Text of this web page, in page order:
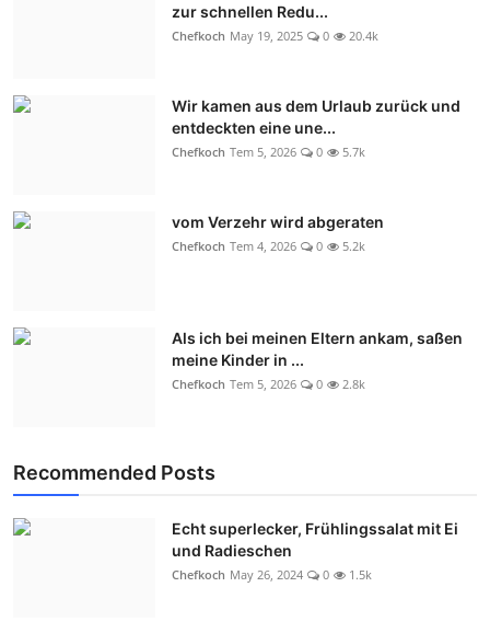
zur schnellen Redu...
Chefkoch May 19, 2025 0 20.4k
Wir kamen aus dem Urlaub zurück und
entdeckten eine une...
Chefkoch Tem 5, 2026 0 5.7k
vom Verzehr wird abgeraten
Chefkoch Tem 4, 2026 0 5.2k
Als ich bei meinen Eltern ankam, saßen
meine Kinder in ...
Chefkoch Tem 5, 2026 0 2.8k
Recommended Posts
Echt superlecker, Frühlingssalat mit Ei
und Radieschen
Chefkoch May 26, 2024 0 1.5k